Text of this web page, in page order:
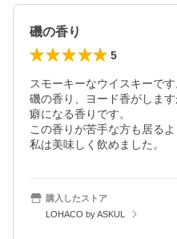
磯の香り
5
スモーキーなウイスキーです
磯の香り、ヨード香がしま
癖になる香りです。
この香りが苦手な方も居るよ
私は美味しく飲めました。
購入したストア
LOHACO by ASKUL